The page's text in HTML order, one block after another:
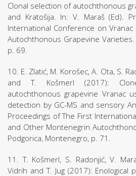
Clonal selection of autochthonous
and Kratošija. In: V. Maraš (Ed).
International Conference on
Autochthonous Grapevine
p. 69.
10. E. Zlatić, M. Korošec, A. Ota, S.
and T. Košmerl (2017):
autochthonous grapevine Vranac
detection by GC-MS and sensory
Proceedings of The First
and Other Montenegrin
Podgorica, Montenegro, p. 71.
11. T. Košmerl, S. Radonjić, V.
Vidrih and T. Jug (2017): Enological